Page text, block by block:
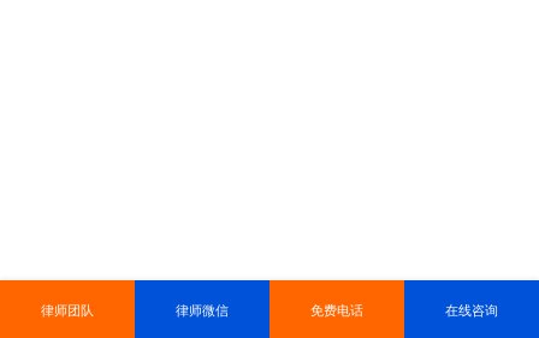
律师团队 律师微信 免费电话 在线咨询